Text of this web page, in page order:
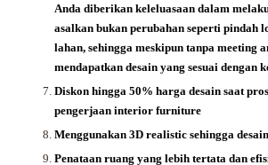
Anda diberikan keleluasaan dalam
asalkan bukan perubahan seperti pindah
lahan, sehingga meskipun tanpa meeting
mendapatkan desain yang sesuai dengan
Diskon hingga 50% harga desain saat
pengerjaan interior furniture
Menggunakan 3D realistic sehingga
Penataan ruang yang lebih tertata dan